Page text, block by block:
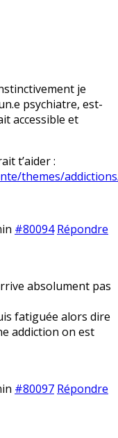
je
psychiatre, est-
accessible et
t’aider :
themes/
#80094 Répondre
absolument pas
fatiguée alors dire
addiction on est
#80097 Répondre